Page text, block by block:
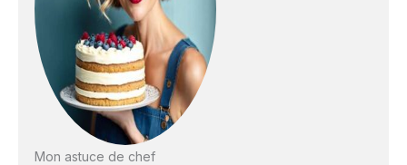
Mon astuce de chef